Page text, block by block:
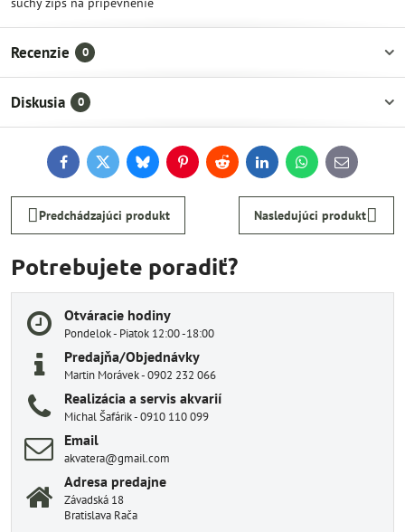
Recenzie 0
Diskusia 0
FacebookTwitterBlueskyPinterestReddit LinkedInWhatsApp
E-
mail
Predchádzajúci produkt Nasledujúci produkt
Potrebujete poradiť?
Otváracie hodiny
Pondelok - Piatok 12:00 -18:00
Predajňa/Objednávky
Martin Morávek - 0902 232 066
Realizácia a servis akvarií
Michal Šafárik - 0910 110 099
Email
akvatera@gmail.com
Adresa predajne
Závadská 18
Bratislava Rača